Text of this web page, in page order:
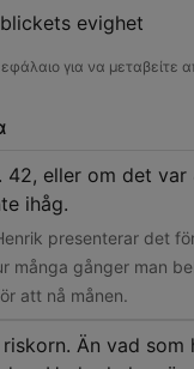
evighet
για να μεταβείτε
42, eller om det var
ihåg.
presenterar det
många gånger man
att nå månen.
Än vad som